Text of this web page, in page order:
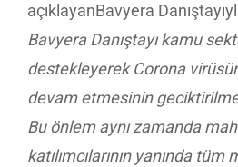
açıklayanBavyera
BavyeraDanıştayıkamu
destekleyerek Corona
devam etmesinin
Bu önlem aynı zamanda
katılımcılarının yanında tüm